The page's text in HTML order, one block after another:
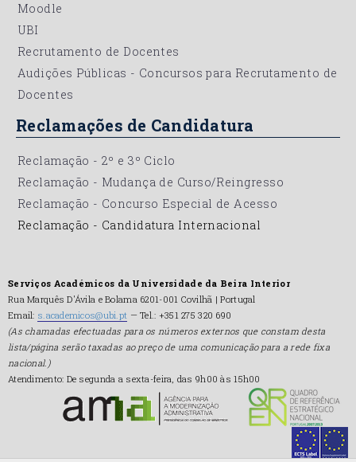
Moodle
UBI
Recrutamento de Docentes
Audições Públicas - Concursos para Recrutamento de
Docentes
Reclamações de Candidatura
Reclamação - 2º e 3º Ciclo
Reclamação - Mudança de Curso/Reingresso
Reclamação - Concurso Especial de Acesso
Reclamação - Candidatura Internacional
Serviços Académicos da Universidade da Beira Interior
Rua Marquês D'Ávila e Bolama 6201-001 Covilhã | Portugal
Email: s.academicos@ubi.pt — Tel.: +351 275 320 690
(As chamadas efectuadas para os números externos que constam desta
lista/página serão taxadas ao preço de uma comunicação para a rede fixa
nacional.)
Atendimento: De segunda a sexta-feira, das 9h00 às 15h00